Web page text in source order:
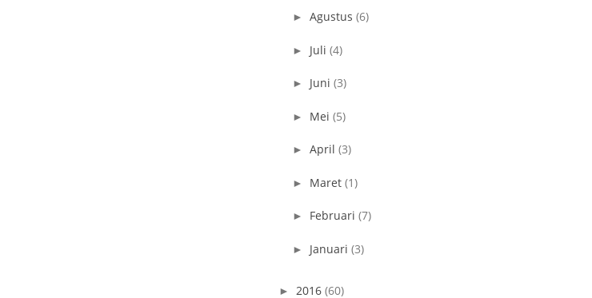
► Agustus (6)
► Juli (4)
► Juni (3)
► Mei (5)
► April (3)
► Maret (1)
► Februari (7)
► Januari (3)
► 2016 (60)